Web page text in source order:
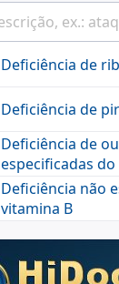
Deficiência de
Deficiência de
Deficiência de
especificadas
Deficiência não
vitamina B